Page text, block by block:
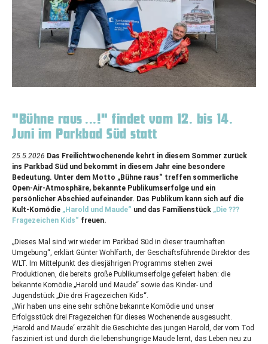
"Bühne raus ...!" findet vom 12. bis 14.
Juni im Parkbad Süd statt
25.5.2026 Das Freilichtwochenende kehrt in diesem Sommer zurück
ins Parkbad Süd und bekommt in diesem Jahr eine besondere
Bedeutung. Unter dem Motto „Bühne raus“ treffen sommerliche
Open-Air-Atmosphäre, bekannte Publikumserfolge und ein
persönlicher Abschied aufeinander. Das Publikum kann sich auf die
Kult-Komödie „Harold und Maude“ und das Familienstück „Die ???
Fragezeichen Kids“ freuen.
„Dieses Mal sind wir wieder im Parkbad Süd in dieser traumhaften
Umgebung“, erklärt Günter Wohlfarth, der Geschäftsführende Direktor des
WLT. Im Mittelpunkt des diesjährigen Programms stehen zwei
Produktionen, die bereits große Publikumserfolge gefeiert haben: die
bekannte Komödie „Harold und Maude“ sowie das Kinder- und
Jugendstück „Die drei Fragezeichen Kids“.
„Wir haben uns eine sehr schöne bekannte Komödie und unser
Erfolgsstück drei Fragezeichen für dieses Wochenende ausgesucht.
‚Harold and Maude‘ erzählt die Geschichte des jungen Harold, der vom Tod
fasziniert ist und durch die lebenshungrige Maude lernt, das Leben neu zu